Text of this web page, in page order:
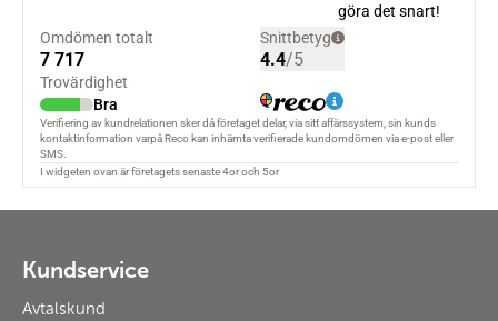
Kundservice
Avtalskund